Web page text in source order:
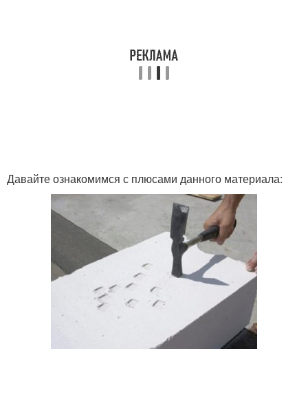
Давайте ознакомимся с плюсами данного материала: